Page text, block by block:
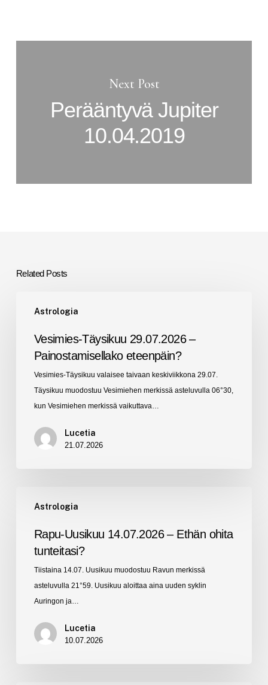
Next Post
Perääntyvä Jupiter
10.04.2019
Related Posts
Astrologia
Täysikuu
Painostamisellako
eteenpäin?
Vesimies-Täysikuu 29.07.2026 –
Painostamisellako eteenpäin?
Vesimies-Täysikuu valaisee taivaan keskiviikkona 29.07.
Täysikuu muodostuu Vesimiehen merkissä asteluvulla 06°30,
kun Vesimiehen merkissä vaikuttava…
Lucetia
21.07.2026
Astrologia
Uusikuu
Ethän
ohita
tunteitasi?
Rapu-Uusikuu 14.07.2026 – Ethän ohita
tunteitasi?
Tiistaina 14.07. Uusikuu muodostuu Ravun merkissä
asteluvulla 21°59. Uusikuu aloittaa aina uuden syklin
Auringon ja…
Lucetia
10.07.2026